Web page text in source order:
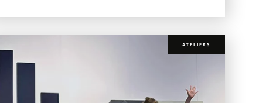
ATELIERS